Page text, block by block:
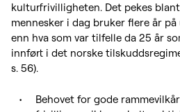
kulturfrivilligheten. Det pekes
mennesker i dag bruker flere år
enn hva som var tilfelle da 25 år
innført i det norske
s. 56).
Behovet for gode